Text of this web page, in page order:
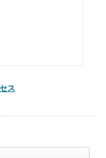
ス